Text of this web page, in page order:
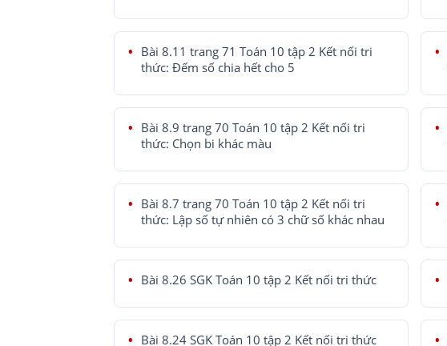
Bài 8.11 trang 71 Toán 10 tập 2 Kết nối tri
thức: Đếm số chia hết cho 5
Bài 8.9 trang 70 Toán 10 tập 2 Kết nối tri
thức: Chọn bi khác màu
Bài 8.7 trang 70 Toán 10 tập 2 Kết nối tri
thức: Lập số tự nhiên có 3 chữ số khác nhau
Bài 8.26 SGK Toán 10 tập 2 Kết nối tri thức
Bài 8.24 SGK Toán 10 tập 2 Kết nối tri thức